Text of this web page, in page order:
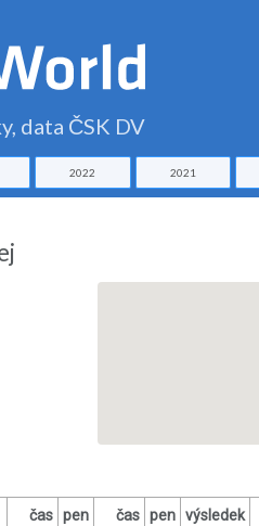
data ČSK DV
2022 2021
čas pen čas pen výsledek